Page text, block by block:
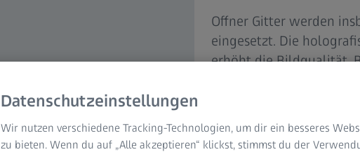
Offner Gitter werden
eingesetzt. Die
erhöht die Bildqualität.
ZEISS das Blaze-Profil
Gittersubstrats. ZEISS
kundenspezifische
fertigen.
Datenschutzeinstellungen
Wir nutzen verschiedene Tracking-Technologien, um dir ein besseres
zu bieten. Wenn du auf „Alle akzeptieren“ klickst, stimmst du der